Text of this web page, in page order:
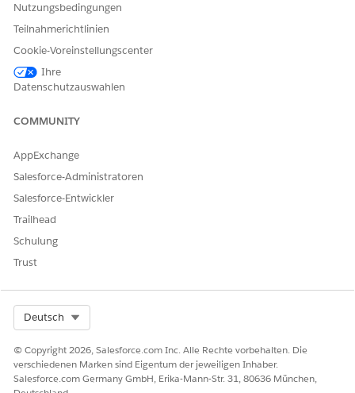
Erstellen Sie für jedes Mitglied Ihres Teams einen
Sie jedem Teammitglied die richtigen Rollen zu.
Ansprüche. Erstellen Sie beispielsweise Aktionspläne, in
denen die Aufgaben aufgeführt sind, die der
Anspruchsinhaber und der Anspruchs-Supervisor für einen
Fügen Sie Anspruch Aktionspläne hinzu.
Erstellen Sie einen Flow, der die Anspruchs
Anspruchsabdeckung abruft und diese Werte
identifizierenden Werten in denClaimTeamMemberkönnen
Aktionspläne an bestimmte Ansprüche angehängt werden.
Sie können einem Anspruch auch direkt einen Aktionsplan
hinzufügen. Klicken Sie in der Themenliste des
Anspruchsdatensatzes im Abschnitt "Aktionspläne" auf
Neuer Plan.
Nutzungsbedingungen
Teilnahmerichtlinien
Cookie-Voreinstellungscenter
Ihre
Datenschutzauswahlen
COMMUNITY
AppExchange
Salesforce-Administratoren
Salesforce-Entwickler
Trailhead
Schulung
Trust
Deutsch
© Copyright 2026, Salesforce.com Inc. Alle Rechte vorbehalten. Die
verschiedenen Marken sind Eigentum der jeweiligen Inhaber.
Salesforce.com Germany GmbH, Erika-Mann-Str. 31, 80636 München,